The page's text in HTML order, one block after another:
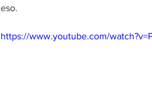
eso.
https://www.youtube.com/